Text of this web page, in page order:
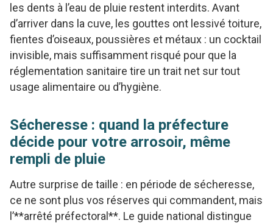
les dents à l’eau de pluie restent interdits. Avant
d’arriver dans la cuve, les gouttes ont lessivé toiture,
fientes d’oiseaux, poussières et métaux : un cocktail
invisible, mais suffisamment risqué pour que la
réglementation sanitaire tire un trait net sur tout
usage alimentaire ou d’hygiène.
Sécheresse : quand la préfecture
décide pour votre arrosoir, même
rempli de pluie
Autre surprise de taille : en période de sécheresse,
ce ne sont plus vos réserves qui commandent, mais
l’**arrêté préfectoral**. Le guide national distingue